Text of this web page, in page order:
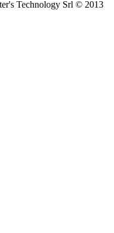
Technology Srl © 2013